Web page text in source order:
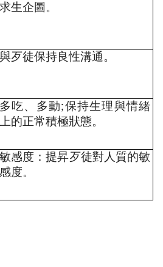
求生企圖 。
與歹徒保持良性溝通 。
多吃、多動;保持生理與情緒
上的正常積極狀態。
敏感度：提昇歹徒對人質的敏
感度。